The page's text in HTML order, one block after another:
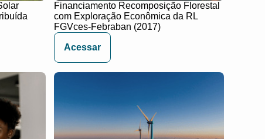
Financiamento Recomposição Florestal
com Exploração Econômica da RL
FGVces-Febraban (2017)
Acessar